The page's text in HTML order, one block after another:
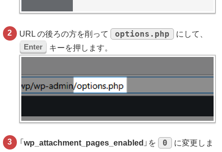
URL の後ろの方を削って options.php
にして、
Enter
キーを押します。
「wp_attachment_pages_enabled 」を 0
に変更しま